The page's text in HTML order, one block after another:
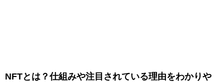
NFTとは？仕組みや注目されている理由をわかりや